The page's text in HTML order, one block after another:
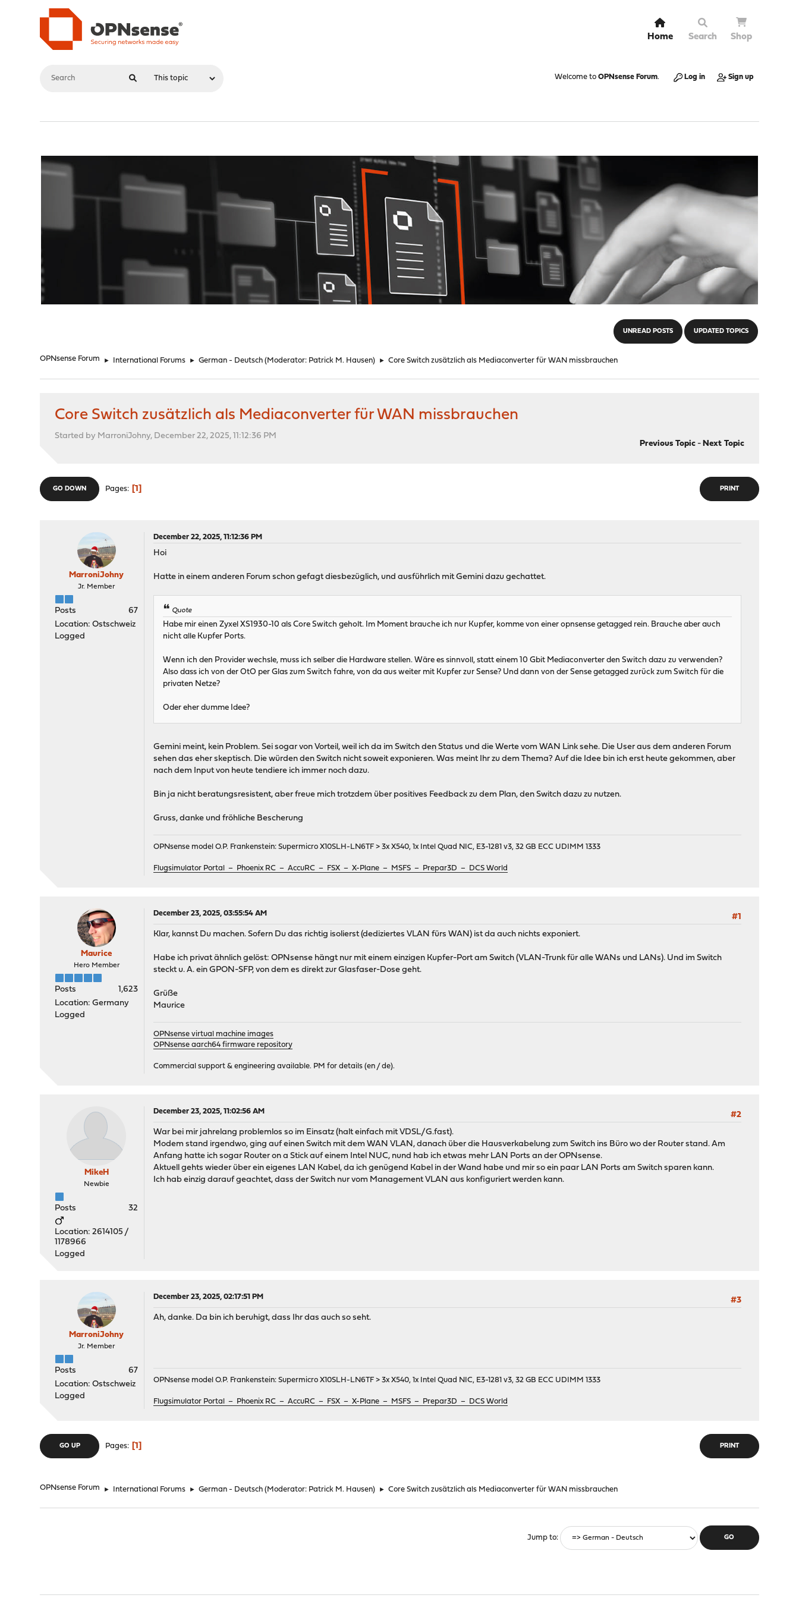
Home Search Shop
Welcome to OPNsense Forum. Log in Sign up
UNREAD POSTS UPDATED TOPICS
OPNsense Forum ► International Forums ► German - Deutsch (Moderator: Patrick M. Hausen) ► Core Switch zusätzlich als Mediaconverter für WAN missbrauchen
Core Switch zusätzlich als Mediaconverter für WAN missbrauchen
Started by MarroniJohny, December 22, 2025, 11:12:36 PM
Previous Topic- Next Topic
PRINT
GO DOWN Pages 1
MarroniJohny
Jr. Member
Posts
67
Location: Ostschweiz
Logged
December 22, 2025, 11:12:36 PM
Hoi
Hatte in einem anderen Forum schon gefagt diesbezüglich, und ausführlich mit Gemini dazu gechattet.
Quote
Habe mir einen Zyxel XS1930-10 als Core Switch geholt. Im Moment brauche ich nur Kupfer, komme von einer opnsense getagged rein. Brauche aber auch
nicht alle Kupfer Ports.
Wenn ich den Provider wechsle, muss ich selber die Hardware stellen. Wäre es sinnvoll, statt einem 10 Gbit Mediaconverter den Switch dazu zu verwenden?
Also dass ich von der OtO per Glas zum Switch fahre, von da aus weiter mit Kupfer zur Sense? Und dann von der Sense getagged zurück zum Switch für die
privaten Netze?
Oder eher dumme Idee?
Gemini meint, kein Problem. Sei sogar von Vorteil, weil ich da im Switch den Status und die Werte vom WAN Link sehe. Die User aus dem anderen Forum
sehen das eher skeptisch. Die würden den Switch nicht soweit exponieren. Was meint Ihr zu dem Thema? Auf die Idee bin ich erst heute gekommen, aber
nach dem Input von heute tendiere ich immer noch dazu.
Bin ja nicht beratungsresistent, aber freue mich trotzdem über positives Feedback zu dem Plan, den Switch dazu zu nutzen.
Gruss, danke und fröhliche Bescherung
OPNsense model O.P. Frankenstein: Supermicro X10SLH-LN6TF > 3x X540, 1x Intel Quad NIC, E3-1281 v3, 32 GB ECC UDIMM 1333
Flugsimulator Portal – Phoenix RC – AccuRC – FSX – X-Plane – MSFS – Prepar3D – DCS World
Maurice
Hero Member
Posts
1,623
Location: Germany
Logged
December 23, 2025, 03:55:54 AM
#1
Klar, kannst Du machen. Sofern Du das richtig isolierst (dediziertes VLAN fürs WAN) ist da auch nichts exponiert.
Habe ich privat ähnlich gelöst: OPNsense hängt nur mit einem einzigen Kupfer-Port am Switch (VLAN-Trunk für alle WANs und LANs). Und im Switch
steckt u. A. ein GPON-SFP, von dem es direkt zur Glasfaser-Dose geht.
Grüße
Maurice
OPNsense virtual machine images
OPNsense aarch64 firmware repository
Commercial support & engineering available. PM for details (en / de).
MikeH
Newbie
Posts 32
Location: 2614105 /
1178966
Logged
December 23, 2025, 11:02:56 AM
#2
War bei mir jahrelang problemlos so im Einsatz (halt einfach mit VDSL/G.fast).
Modem stand irgendwo, ging auf einen Switch mit dem WAN VLAN, danach über die Hausverkabelung zum Switch ins Büro wo der Router stand. Am
Anfang hatte ich sogar Router on a Stick auf einem Intel NUC, nund hab ich etwas mehr LAN Ports an der OPNsense.
Aktuell gehts wieder über ein eigenes LAN Kabel, da ich genügend Kabel in der Wand habe und mir so ein paar LAN Ports am Switch sparen kann.
Ich hab einzig darauf geachtet, dass der Switch nur vom Management VLAN aus konfiguriert werden kann.
MarroniJohny
Jr. Member
Posts
67
Location: Ostschweiz
Logged
December 23, 2025, 02:17:51 PM
#3
Ah, danke. Da bin ich beruhigt, dass Ihr das auch so seht.
OPNsense model O.P. Frankenstein: Supermicro X10SLH-LN6TF > 3x X540, 1x Intel Quad NIC, E3-1281 v3, 32 GB ECC UDIMM 1333
Flugsimulator Portal – Phoenix RC – AccuRC – FSX – X-Plane – MSFS – Prepar3D – DCS World
PRINT
GO UP Pages 1
OPNsense Forum ► International Forums ► German - Deutsch (Moderator: Patrick M. Hausen) ► Core Switch zusätzlich als Mediaconverter für WAN missbrauchen
Jump to